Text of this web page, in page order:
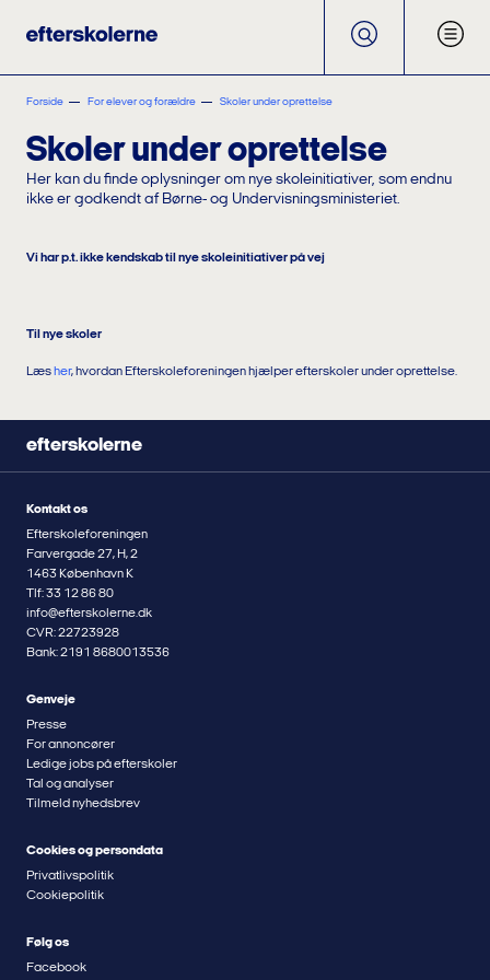
Forside For elever og forældre Skoler under oprettelse
Skoler under oprettelse
Her kan du finde oplysninger om nye skoleinitiativer, som endnu
ikke er godkendt af Børne- og Undervisningsministeriet.
Vi har p.t. ikke kendskab til nye skoleinitiativer på vej
Til nye skoler
Læs her, hvordan Efterskoleforeningen hjælper efterskoler under oprettelse.
efterskolerne
Kontakt os
Efterskoleforeningen
Farvergade 27, H, 2
1463 København K
Tlf: 33 12 86 80
info@efterskolerne.dk
CVR: 22723928
Bank: 2191 8680013536
Genveje
Presse
For annoncører
Ledige jobs på efterskoler
Tal og analyser
Tilmeld nyhedsbrev
Cookies og persondata
Privatlivspolitik
Cookiepolitik
Følg os
Facebook